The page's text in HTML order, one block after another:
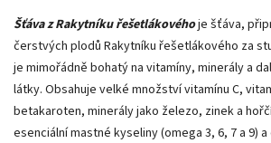
Šťáva z Rakytníku řešetlákovéhoje šťáva,
čerstvých plodů Rakytníku řešetlákového za
je mimořádně bohatý na vitamíny, minerály a
látky. Obsahuje velké množství vitamínu C,
betakaroten, minerály jako železo, zinek a
esenciální mastné kyseliny (omega 3, 6, 7 a 9)